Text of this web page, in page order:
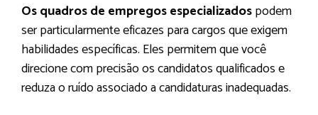
Os quadros de empregos especializadospodem
ser particularmente eficazes para cargos que exigem
habilidades específicas. Eles permitem que você
direcione com precisão os candidatos qualificados e
reduza o ruído associado a candidaturas inadequadas.